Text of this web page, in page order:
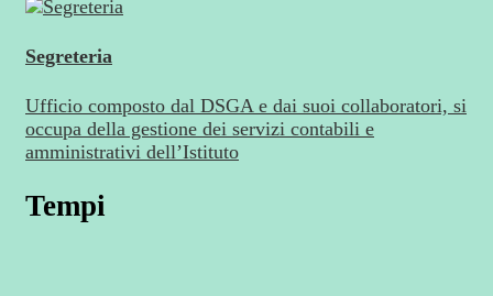
Segreteria
Ufficio composto dal DSGA e dai suoi collaboratori, si
occupa della gestione dei servizi contabili e
amministrativi dell’Istituto
Tempi